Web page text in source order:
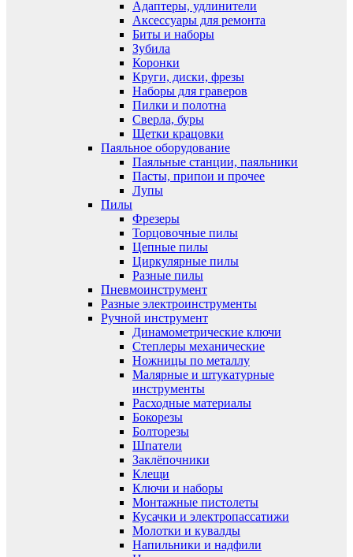
Адаптеры, удлинители
Аксессуары для ремонта
Биты и наборы
Зубила
Коронки
Круги, диски, фрезы
Наборы для граверов
Пилки и полотна
Сверла, буры
Щетки крацовки
Паяльное оборудование
Паяльные станции, паяльники
Пасты, припои и прочее
Лупы
Пилы
Фрезеры
Торцовочные пилы
Цепные пилы
Циркулярные пилы
Разные пилы
Пневмоинструмент
Разные электроинструменты
Ручной инструмент
Динамометрические ключи
Степлеры механические
Ножницы по металлу
Малярные и штукатурные
инструменты
Расходные материалы
Бокорезы
Болторезы
Шпатели
Заклёпочники
Клещи
Ключи и наборы
Монтажные пистолеты
Кусачки и электропассатижи
Молотки и кувалды
Напильники и надфили